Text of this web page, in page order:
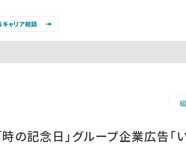
キャリア相談
の記念日」グループ企業広告「